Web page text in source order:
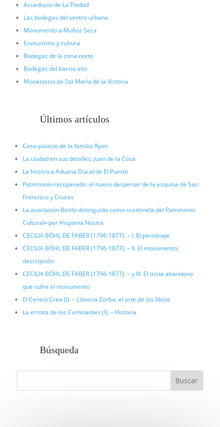
Acueducto de La Piedad
Las bodegas del centro urbano
Monumento a Muñoz Seca
Enoturismo y cultura
Bodegas de la zona norte
Bodegas del barrio alto
Monasterio de Sta María de la Victoria
Últimos artículos
Casa-palacio de la familia Ryan
La ciudad en sus detalles: Juan de la Cosa
La histórica Aduana Ducal de El Puerto
Patrimonio recuperado: el nuevo despertar de la esquina de San
Francisco y Cruces
La asociación Betilo distinguida como «centinela del Patrimonio
Cultural» por Hispania Nostra
CECILIA BÖHL DE FABER (1796-1877). – I. El personaje
CECILIA BÖHL DE FABER (1796-1877). – II. El monumento;
descripción
CECILIA BÖHL DE FABER (1796-1877). – y III. El triste abandono
que sufre el monumento
El Centro Crea (I). – Librería Zorba, el arte de los libros
La ermita de los Caminantes (I). – Historia
Búsqueda